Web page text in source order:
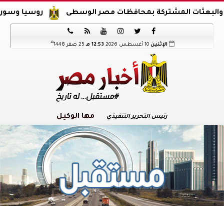
روسيا وسوريا المشتركة بمحافظات مصر الوسطى






الإثنين 10 أغسطس 2026 12:53 مـ 25 صفر 1448 هـ
رئيس التحرير التنفيذي مها الوكيل